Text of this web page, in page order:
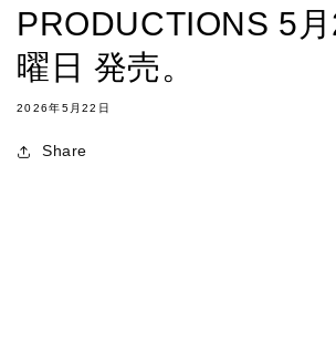
PRODUCTIONS 5
曜日 発売。
2026年5月22日
Share